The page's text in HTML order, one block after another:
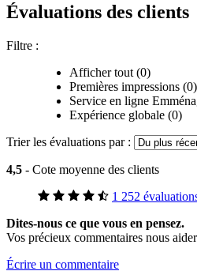
Évaluations des clients
Filtre :
Afficher tout (0)
Premières impressions (0)
Service en ligne
Expérience globale (0)
Trier les évaluations par :
4,5 - Cote moyenne des clients
1 252
Dites-nous ce que vous en pensez.
Vos précieux commentaires nous
Écrire un commentaire